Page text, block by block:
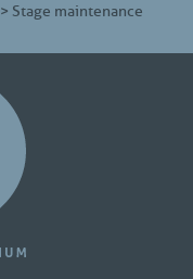
> Stage maintenance